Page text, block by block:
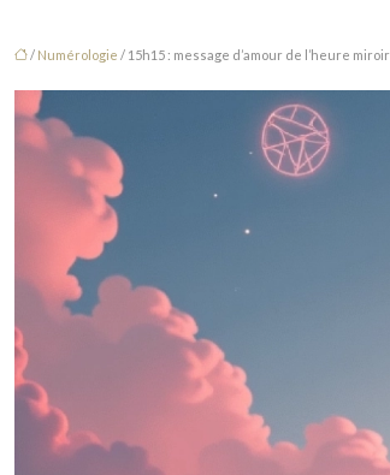
/ Numérologie / 15h15 : message d’amour de l’heure miroir